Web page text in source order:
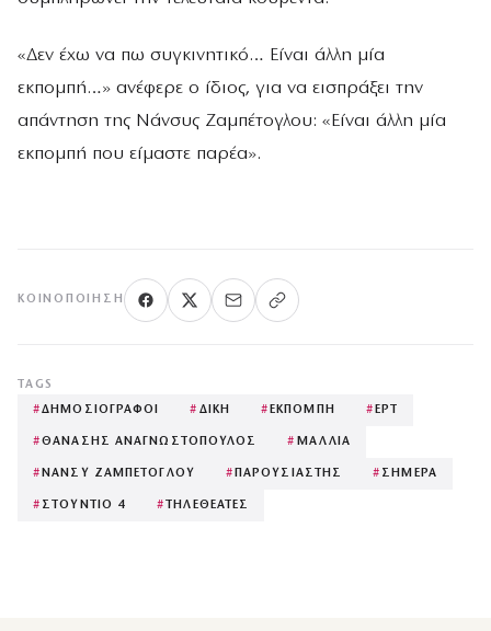
«Δεν έχω να πω συγκινητικό… Είναι άλλη μία
εκπομπή…» ανέφερε ο ίδιος, για να εισπράξει την
απάντηση της Νάνσυς Ζαμπέτογλου: «Είναι άλλη μία
εκπομπή που είμαστε παρέα».
ΚΟΙΝΟΠΟΊΗΣΗ
TAGS
#ΔΗΜΟΣΙΟΓΡΑΦΟΙ # ΔΙΚΗ # ΕΚΠΟΜΠΗ # ΕΡΤ
#ΘΑΝΑΣΗΣ ΑΝΑΓΝΩΣΤΟΠΟΥΛΟΣ # ΜΑΛΛΙΑ
# ΝΑΝΣΥ ΖΑΜΠΕΤΟΓΛΟΥ # ΠΑΡΟΥΣΙΑΣΤΗΣ # ΣΗΜΕΡΑ
# ΣΤΟΥΝΤΙΟ 4 # ΤΗΛΕΘΕΑΤΕΣ